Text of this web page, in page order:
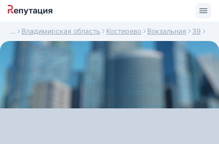
Владимирская область Костерево Вокзальная 39